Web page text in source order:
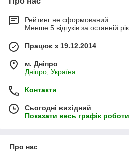
Рейтинг не сформований
Менше 5 відгуків за останній рік
Працює з 19.12.2014
м. Дніпро
Дніпро, Україна
Контакти
Сьогодні вихідний
Показати весь графік роботи
Про нас